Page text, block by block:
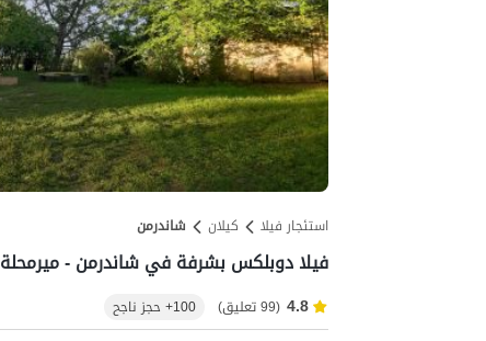
استئجار فيلا کیلان شاندرمن
فيلا دوبلكس بشرفة في شاندرمن - ميرمحلة
4.8 (99 تعليق) 100+ حجز ناجح